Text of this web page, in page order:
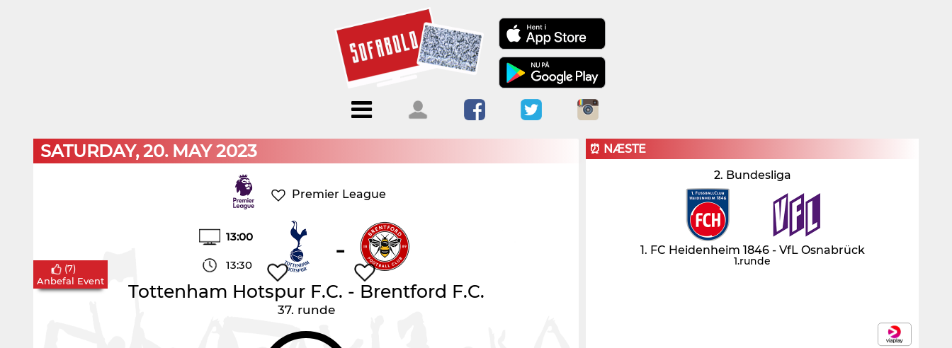
Menu
Forside Kalendere
Blogs
Om
Sofabold
Kontakt
Log ind
SATURDAY, 20. MAY 2023
Premier League
13:00
13:30 -
Tottenham Hotspur F.C. - Brentford F.C.
37. runde
(7)
Anbefal Event
⏰ NÆSTE
2. Bundesliga
1. FC Heidenheim 1846 - VfL Osnabrück
1.runde